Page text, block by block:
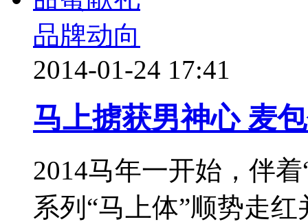
品牌动向
2014-01-24 17:41
马上掳获男神心 麦
2014马年一开始，伴
系列“马上体”顺势走